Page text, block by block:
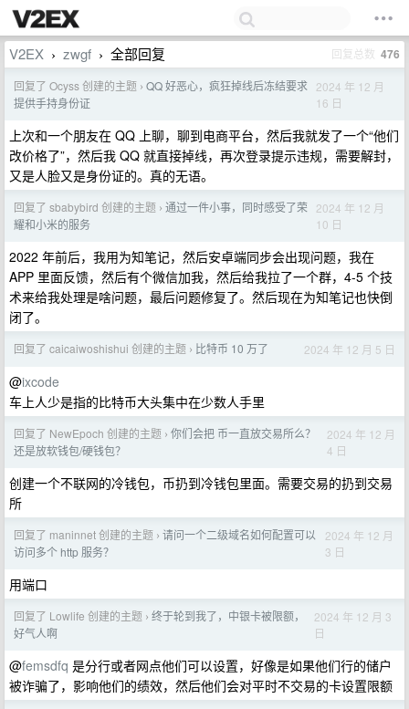
V2EX › zwgf › 全部回复 回复总数 476
回复了 Ocyss 创建的主题 › QQ 好恶心，疯狂掉线后冻结要求
提供手持身份证
2024 年 12 月
16 日
上次和一个朋友在 QQ 上聊，聊到电商平台，然后我就发了一个“他们
改价格了”，然后我 QQ 就直接掉线，再次登录提示违规，需要解封，
又是人脸又是身份证的。真的无语。
回复了 sbabybird 创建的主题 › 通过一件小事，同时感受了荣
耀和小米的服务
2024 年 12 月
10 日
2022 年前后，我用为知笔记，然后安卓端同步会出现问题，我在
APP 里面反馈，然后有个微信加我，然后给我拉了一个群，4-5 个技
术来给我处理是啥问题，最后问题修复了。然后现在为知笔记也快倒
闭了。
回复了 caicaiwoshishui 创建的主题 › 比特币 10 万了 2024 年 12 月 5 日
@ixcode
车上人少是指的比特币大头集中在少数人手里
回复了 NewEpoch 创建的主题 › 你们会把 币一直放交易所么？
还是放软钱包/硬钱包？
2024 年 12 月
4 日
创建一个不联网的冷钱包，币扔到冷钱包里面。需要交易的扔到交易
所
回复了 maninnet 创建的主题 › 请问一个二级域名如何配置可以
访问多个 http 服务？
2024 年 12 月
3 日
用端口
回复了 Lowlife 创建的主题 › 终于轮到我了，中银卡被限额，
好气人啊
2024 年 12 月 3
日
@femsdfq 是分行或者网点他们可以设置，好像是如果他们行的储户
被诈骗了，影响他们的绩效，然后他们会对平时不交易的卡设置限额